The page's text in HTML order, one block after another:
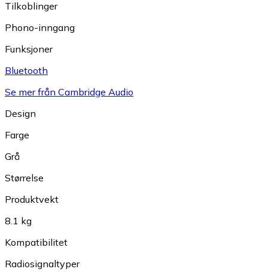
Tilkoblinger
Phono-inngang
Funksjoner
Bluetooth
Se mer från Cambridge Audio
Design
Farge
Grå
Størrelse
Produktvekt
8.1 kg
Kompatibilitet
Radiosignaltyper